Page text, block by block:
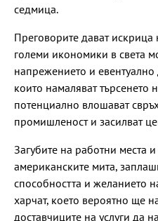
седмица.
Преговорите дават
големи икономики в света
напрежението и
които намаляват търсенето
потенциално влошават
промишленост и засилват
Загубите на работни места
американските мита,
способността и желанието
харчат, което вероятно ще
доставчиците на услуги да